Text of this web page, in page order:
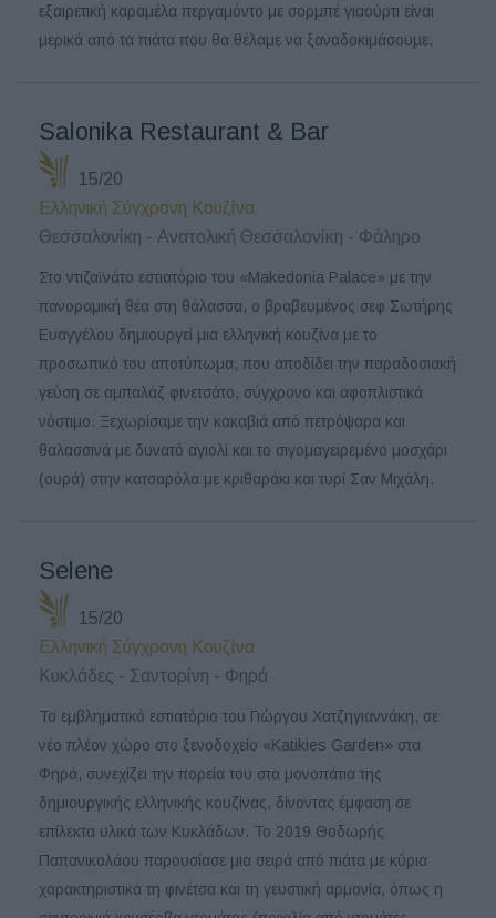
εξαιρετική καραμέλα περγαμόντο με σορμπέ γιαούρτι είναι
μερικά από τα πιάτα που θα θέλαμε να ξαναδοκιμάσουμε.
Salonika Restaurant & Bar
15/20
Ελληνική Σύγχρονη Κουζίνα
Θεσσαλονίκη - Ανατολική Θεσσαλονίκη - Φάληρο
Στο ντιζαϊνάτο εστιατόριο του «Makedonia Palace» με την
πανοραμική θέα στη θάλασσα, ο βραβευμένος σεφ Σωτήρης
Ευαγγέλου δημιουργεί μια ελληνική κουζίνα με το
προσωπικό του αποτύπωμα, που αποδίδει την παραδοσιακή
γεύση σε αμπαλάζ φινετσάτο, σύγχρονο και αφοπλιστικά
νόστιμο. Ξεχωρίσαμε την κακαβιά από πετρόψαρα και
θαλασσινά με δυνατό αγιολί και το σιγομαγειρεμένο μοσχάρι
(ουρά) στην κατσαρόλα με κριθαράκι και τυρί Σαν Μιχάλη.
Selene
15/20
Ελληνική Σύγχρονη Κουζίνα
Κυκλάδες - Σαντορίνη - Φηρά
Το εμβληματικό εστιατόριο του Γιώργου Χατζηγιαννάκη, σε
νέο πλέον χώρο στο ξενοδοχείο «Katikies Garden» στα
Φηρά, συνεχίζει την πορεία του στα μονοπάτια της
δημιουργικής ελληνικής κουζίνας, δίνοντας έμφαση σε
επίλεκτα υλικά των Κυκλάδων. Το 2019 Θοδωρής
Παπανικολάου παρουσίασε μια σειρά από πιάτα με κύρια
χαρακτηριστικά τη φινέτσα και τη γευστική αρμονία, όπως η